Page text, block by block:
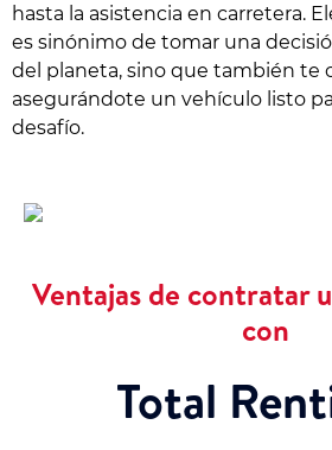
hasta la asistencia en carretera.
es sinónimo de tomar una
del planeta, sino que también te
asegurándote un vehículo listo
desafío.
Ventajas de contratar
con
Total